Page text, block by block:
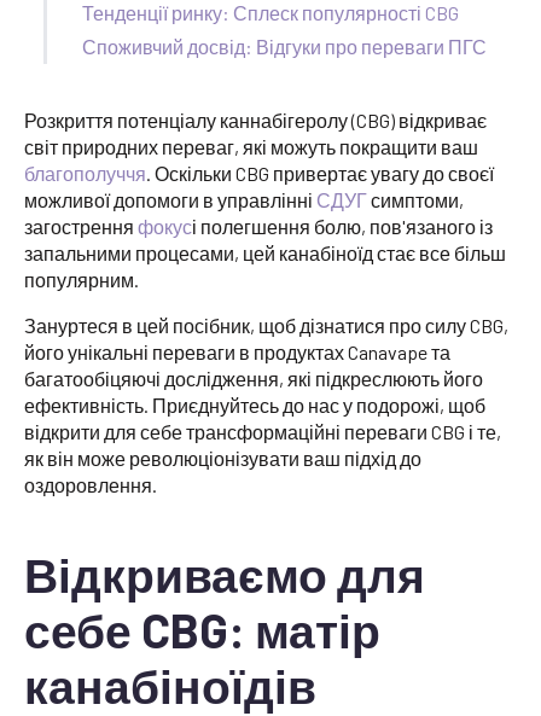
Тенденції ринку: Сплеск популярності CBG
Споживчий досвід: Відгуки про переваги ПГС
Розкриття потенціалу каннабігеролу (CBG) відкриває
світ природних переваг, які можуть покращити ваш
благополуччя. Оскільки CBG привертає увагу до своєї
можливої допомоги в управлінні СДУГсимптоми,
загострення фокусі полегшення болю, пов'язаного із
запальними процесами, цей канабіноїд стає все більш
популярним.
Зануртеся в цей посібник, щоб дізнатися про силу CBG,
його унікальні переваги в продуктах Canavape та
багатообіцяючі дослідження, які підкреслюють його
ефективність. Приєднуйтесь до нас у подорожі, щоб
відкрити для себе трансформаційні переваги CBG і те,
як він може революціонізувати ваш підхід до
оздоровлення.
Відкриваємо для
себе CBG: матір
канабіноїдів